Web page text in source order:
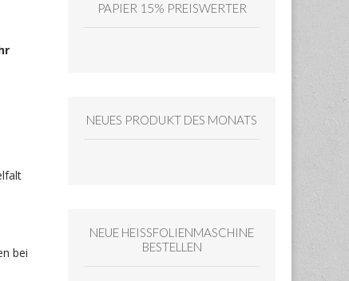
bei
PAPIER 15% PREISWERTER
NEUES PRODUKT DES MONATS
NEUE HEISSFOLIENMASCHINE
BESTELLEN